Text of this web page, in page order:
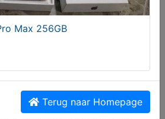
Max 256GB
Terug naar Homepage